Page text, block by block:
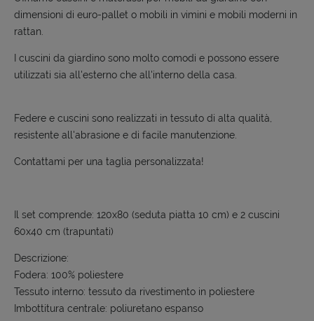
dimensioni di euro-pallet o mobili in vimini e mobili moderni in
rattan.
I cuscini da giardino sono molto comodi e possono essere
utilizzati sia all'esterno che all'interno della casa.
Federe e cuscini sono realizzati in tessuto di alta qualità,
resistente all'abrasione e di facile manutenzione.
Contattami per una taglia personalizzata!
Il set comprende: 120x80 (seduta piatta 10 cm) e 2 cuscini
60x40 cm (trapuntati)
Descrizione:
Fodera: 100% poliestere
Tessuto interno: tessuto da rivestimento in poliestere
Imbottitura centrale: poliuretano espanso